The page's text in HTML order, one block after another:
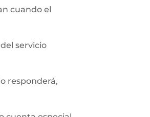
cuando el
servicio
responderá,